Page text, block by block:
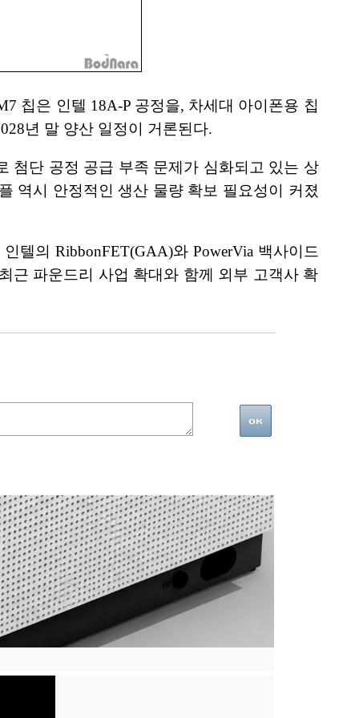
칩은 인텔 18A-P 공정을, 차세대 아이폰용 칩
년 말 양산 일정이 거론된다.
첨단 공정 공급 부족 문제가 심화되고 있는 상
역시 안정적인 생산 물량 확보 필요성이 커졌
텔의 RibbonFET(GAA)와 PowerVia 백사이드
근 파운드리 사업 확대와 함께 외부 고객사 확